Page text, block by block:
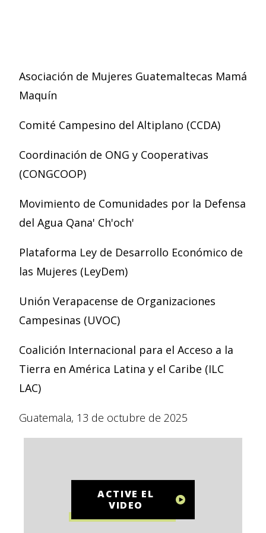
Asociación de Mujeres Guatemaltecas Mamá
Maquín
Comité Campesino del Altiplano (CCDA)
Coordinación de ONG y Cooperativas
(CONGCOOP)
Movimiento de Comunidades por la Defensa
del Agua Qana' Ch'och'
Plataforma Ley de Desarrollo Económico de
las Mujeres (LeyDem)
Unión Verapacense de Organizaciones
Campesinas (UVOC)
Coalición Internacional para el Acceso a la
Tierra en América Latina y el Caribe (ILC
LAC)
Guatemala, 13 de octubre de 2025
ACTIVE EL
VIDEO